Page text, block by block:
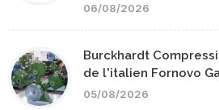
06/08/2026
Burckhardt
de l'italien Fornovo
05/08/2026